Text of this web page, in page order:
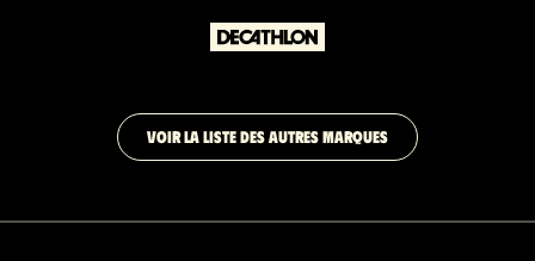
VOIR LA LISTE DES AUTRES MARQUES